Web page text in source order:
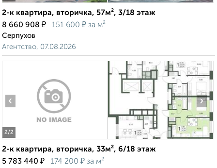
2-к квартира, вторичка, 57м², 3/18 этаж
8 660 908 ₽ 151 600 ₽ за м²
Серпухов
Агентство, 07.08.2026
2/2
‹ ›
2-к квартира, вторичка, 33м², 6/18 этаж
5 783 440 ₽ 174 200 ₽ за м²